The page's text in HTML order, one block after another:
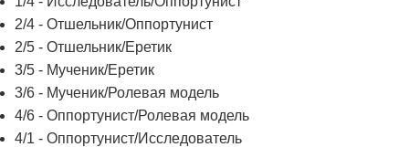
2/4 - Отшельник/Оппортунист
2/5 - Отшельник/Еретик
3/5 - Мученик/Еретик
3/6 - Мученик/Ролевая модель
4/6 - Оппортунист/Ролевая модель
4/1 - Оппортунист/Исследователь